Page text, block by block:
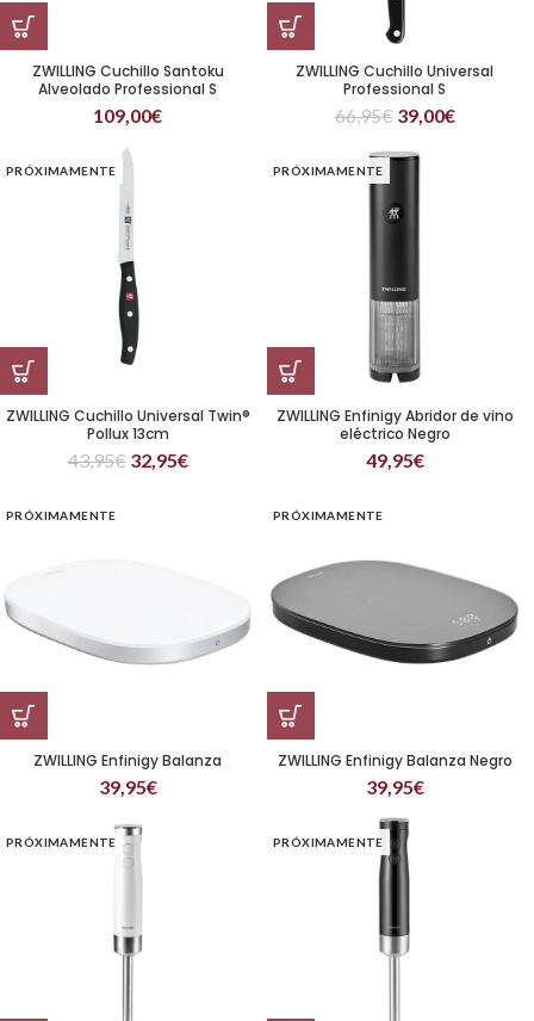
ZWILLING Cuchillo Santoku
Alveolado Professional S
109,00€
ZWILLING Cuchillo Universal
Professional S
66,95€ 39,00€
PRÓXIMAMENTE
ZWILLING Cuchillo Universal Twin®
Pollux 13cm
43,95€ 32,95€
PRÓXIMAMENTE
ZWILLING Enfinigy Abridor de vino
eléctrico Negro
49,95€
PRÓXIMAMENTE
ZWILLING Enfinigy Balanza
39,95€
PRÓXIMAMENTE
ZWILLING Enfinigy Balanza Negro
39,95€
PRÓXIMAMENTE PRÓXIMAMENTE